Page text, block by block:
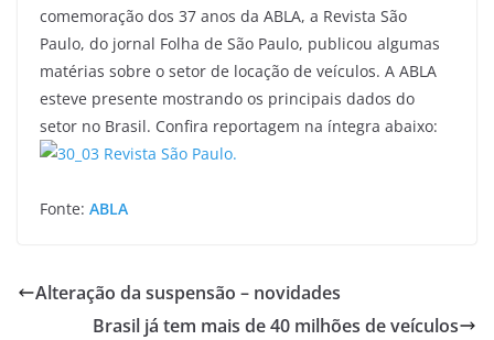
comemoração dos 37 anos da ABLA, a Revista São
Paulo, do jornal Folha de São Paulo, publicou algumas
matérias sobre o setor de locação de veículos. A ABLA
esteve presente mostrando os principais dados do
setor no Brasil. Confira reportagem na íntegra abaixo:
Fonte: ABLA
Alteração da suspensão – novidades
Brasil já tem mais de 40 milhões de veículos